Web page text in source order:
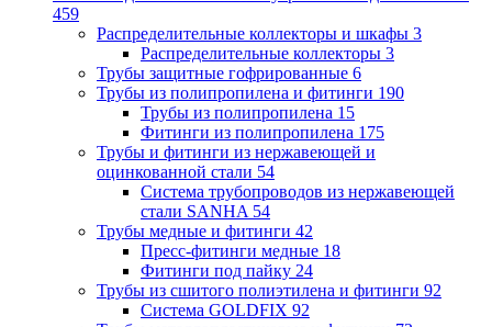
459
Распределительные коллекторы и шкафы 3
Распределительные коллекторы 3
Трубы защитные гофрированные 6
Трубы из полипропилена и фитинги 190
Трубы из полипропилена 15
Фитинги из полипропилена 175
Трубы и фитинги из нержавеющей и
оцинкованной стали 54
Система трубопроводов из нержавеющей
стали SANHA 54
Трубы медные и фитинги 42
Пресс-фитинги медные 18
Фитинги под пайку 24
Трубы из сшитого полиэтилена и фитинги 92
Система GOLDFIX 92